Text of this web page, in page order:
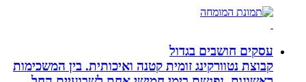
עסקים חושבים בגדול
קבוצת נטוורקינג זומית קטנה ואיכותית. בין המשכימות